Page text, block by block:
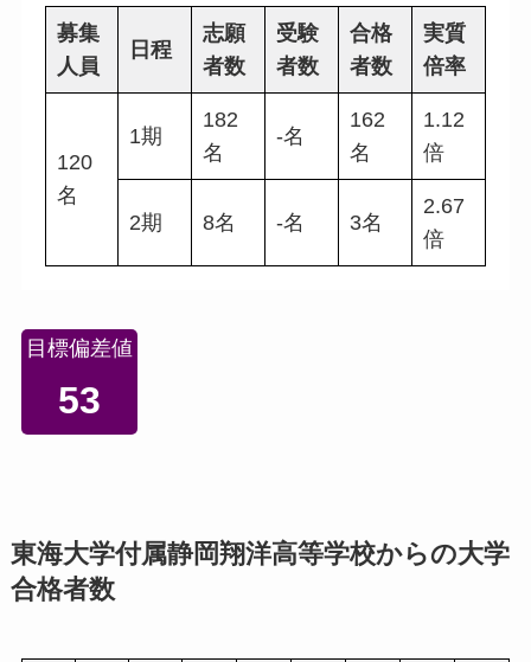
募集
人員
日程
志願
者数
受験
者数
合格
者数
実質
倍率
120
名
1期
182
名
-名
162
名
1.12
倍
2期 8名 -名 3名
2.67
倍
目標偏差値
53
東海大学付属静岡翔洋高等学校からの大学
合格者数